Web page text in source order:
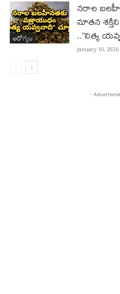
ఆరోగ్యం
నరాల
నూతన
..”నిత్య
January 10, 2026
-